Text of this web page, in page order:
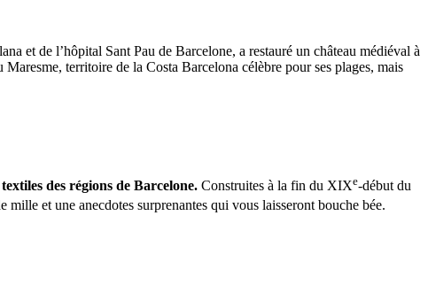
et de l’hôpital Sant Pau de Barcelone, a restauré un château médiéval à
territoire de la Costa Barcelona célèbre pour ses plages, mais
des régions de Barcelone. Construites à la fin du XIXe-début du
et une anecdotes surprenantes qui vous laisseront bouche bée.